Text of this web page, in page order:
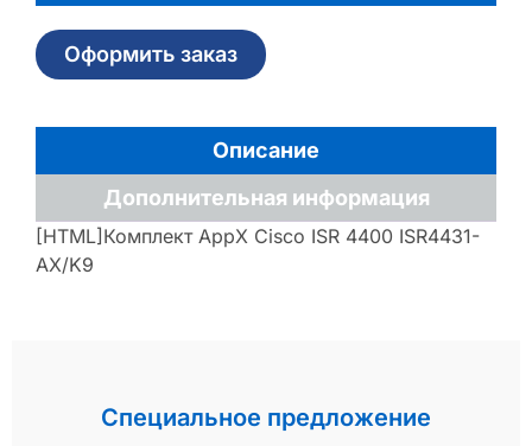
Оформить заказ
Описание
Дополнительная информация
[HTML]Комплект AppX Cisco ISR 4400 ISR4431-
AX/K9
Специальное предложение